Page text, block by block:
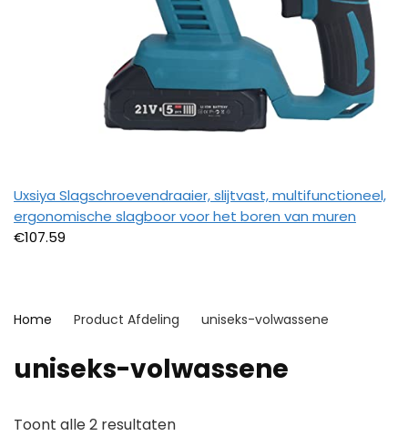
Uxsiya Slagschroevendraaier, slijtvast, multifunctioneel,
ergonomische slagboor voor het boren van muren
€107.59
Home Product Afdeling ‎uniseks-volwassene
‎uniseks-volwassene
Toont alle 2 resultaten